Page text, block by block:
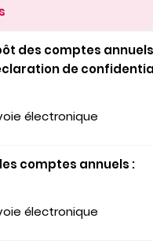
des comptes
de
électronique
comptes annuels :
électronique